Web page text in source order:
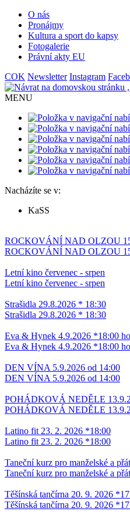
O nás
Pronájmy
Kultura a sport do kapsy
Fotogalerie
Právní akty EU
COK Newsletter Instagram
MENU
Nacházíte se v:
KaSS
ROCKOVÁNÍ NAD OLZOU
ROCKOVÁNÍ NAD OLZOU
Letní kino červenec - srpen
Letní kino červenec - srpen
Strašidla 29.8.2026 * 18:30
Strašidla 29.8.2026 * 18:30
Eva & Hynek 4.9.2026 *18:00
Eva & Hynek 4.9.2026 *18:00
DEN VÍNA 5.9.2026 od 14:00
DEN VÍNA 5.9.2026 od 14:00
POHÁDKOVÁ NEDĚLE
POHÁDKOVÁ NEDĚLE
Latino fit 23. 2. 2026 *18:00
Latino fit 23. 2. 2026 *18:00
Taneční kurz pro manželské a
Taneční kurz pro manželské a
Těšínská tančírna 20. 9. 2026
Těšínská tančírna 20. 9. 2026